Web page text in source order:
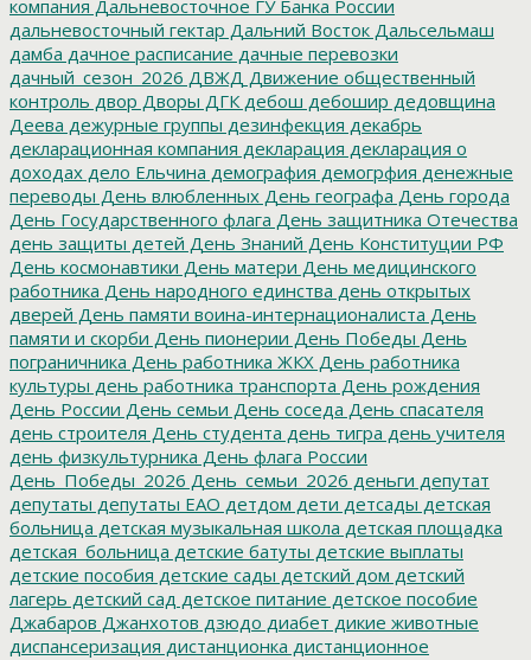
компания Дальневосточное ГУ Банка России
дальневосточный гектар Дальний Восток Дальсельмаш
дамба дачное расписание дачные перевозки
дачный_сезон_2026 ДВЖД Движение общественный
контроль двор Дворы ДГК дебош дебошир дедовщина
Деева дежурные группы дезинфекция декабрь
декларационная компания декларация декларация о
доходах дело Ельчина демография демогрфия денежные
переводы День влюбленных День географа День города
День Государственного флага День защитника Отечества
день защиты детей День Знаний День Конституции РФ
День космонавтики День матери День медицинского
работника День народного единства день открытых
дверей День памяти воина-интернационалиста День
памяти и скорби День пионерии День Победы День
пограничника День работника ЖКХ День работника
культуры день работника транспорта День рождения
День России День семьи День соседа День спасателя
день строителя День студента день тигра день учителя
день физкультурника День флага России
День_Победы_2026 День_семьи_2026 деньги депутат
депутаты депутаты ЕАО детдом дети детсады детская
больница детская музыкальная школа детская площадка
детская_больница детские батуты детские выплаты
детские пособия детские сады детский дом детский
лагерь детский сад детское питание детское пособие
Джабаров Джанхотов дзюдо диабет дикие животные
диспансеризация дистанционка дистанционное